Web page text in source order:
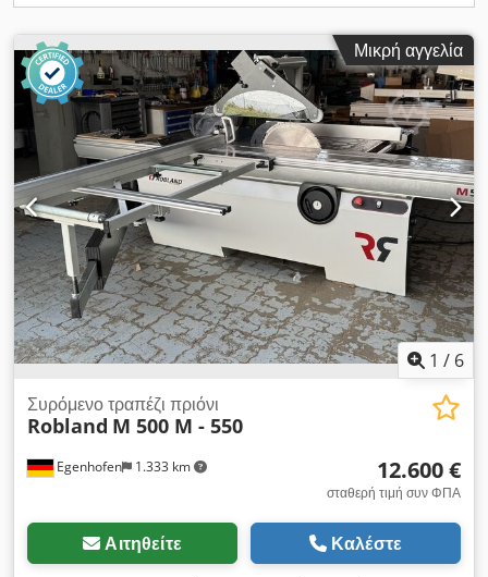
Μικρή αγγελία
1 / 6
Egenhofen 1.333 km
Συρόμενο τραπέζι πριόνι
Robland M 500 M - 550
12.600 €
σταθερή τιμή συν ΦΠΑ
Αιτηθείτε Καλέστε